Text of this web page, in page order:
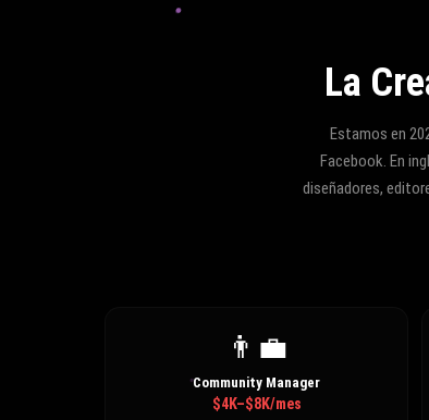
La
Estamos en
Facebook. En
diseñadores,
👨‍💼
Community Manager
$4K–$8K/mes